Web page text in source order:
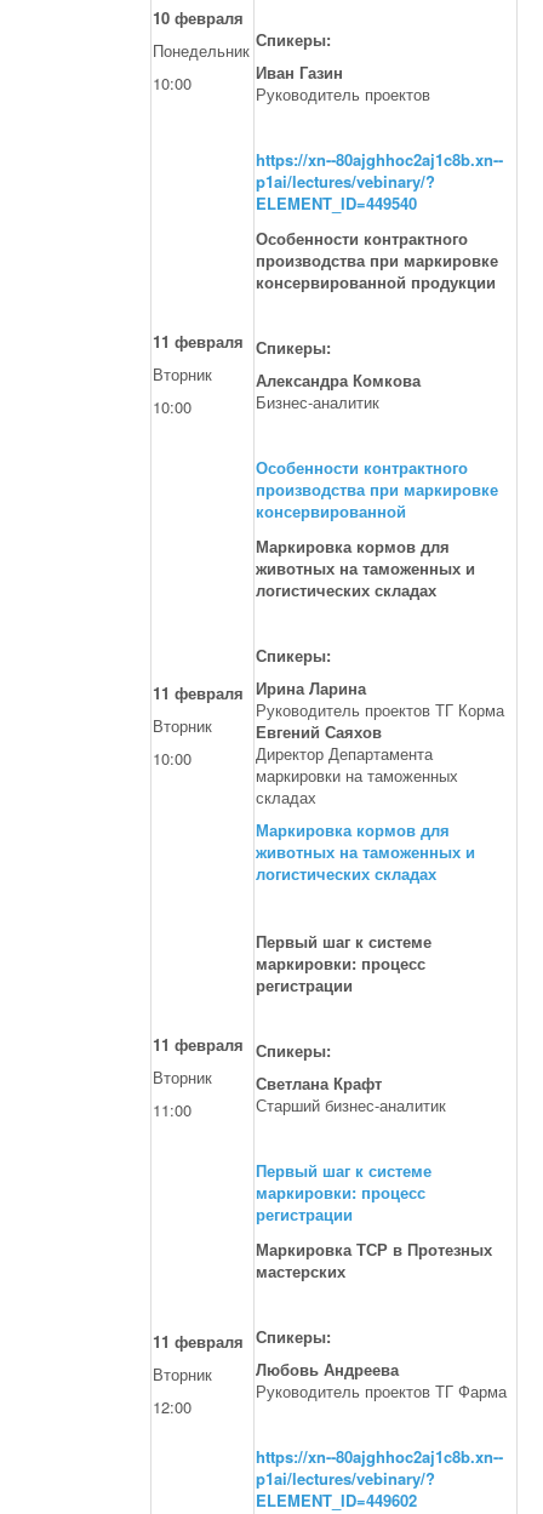
10 февраля
Понедельник
10:00
Спикеры:
Иван Газин
Руководитель проектов
https://xn--80ajghhoc2aj1c8b.xn--
p1ai/lectures/vebinary/?
ELEMENT_ID=449540
11 февраля
Вторник
10:00
Особенности контрактного
производства при маркировке
консервированной продукции
Спикеры:
Александра Комкова
Бизнес-аналитик
Особенности контрактного
производства при маркировке
консервированной
11 февраля
Вторник
10:00
Маркировка кормов для
животных на таможенных и
логистических складах
Спикеры:
Ирина Ларина
Руководитель проектов ТГ Корма
Евгений Саяхов
Директор Департамента
маркировки на таможенных
складах
Маркировка кормов для
животных на таможенных и
логистических складах
11 февраля
Вторник
11:00
Первый шаг к системе
маркировки: процесс
регистрации
Спикеры:
Светлана Крафт
Старший бизнес-аналитик
Первый шаг к системе
маркировки: процесс
регистрации
11 февраля
Вторник
12:00
Маркировка ТСР в Протезных
мастерских
Спикеры:
Любовь Андреева
Руководитель проектов ТГ Фарма
https://xn--80ajghhoc2aj1c8b.xn--
p1ai/lectures/vebinary/?
ELEMENT_ID=449602